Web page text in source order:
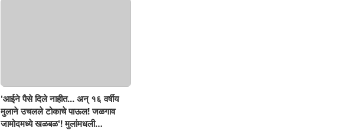
'आईने पैसे दिले नाहीत... अन् १६ वर्षीय
मुलाने उचलले टोकाचे पाऊल! जळगाव
जामोदमध्ये खळबळ'! मुलांमधली